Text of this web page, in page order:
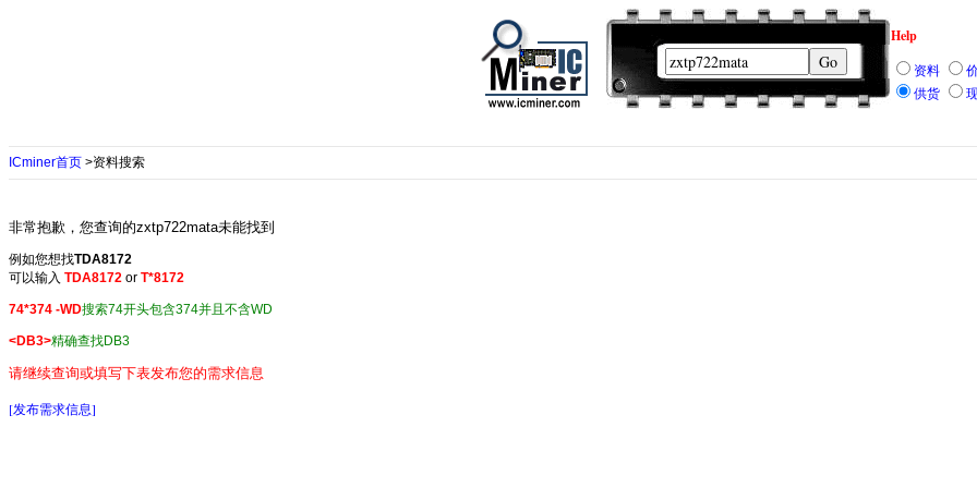
Help
资料
供货
ICminer首页 >资料搜索
非常抱歉，您查询的zxtp722mata未能找到
例如您想找TDA8172
可以输入 TDA8172 or T*8172
74*374 -WD搜索74开头包含374并且不含WD
<DB3>精确查找DB3
请继续查询或填写下表发布您的需求信息
[发布需求信息]